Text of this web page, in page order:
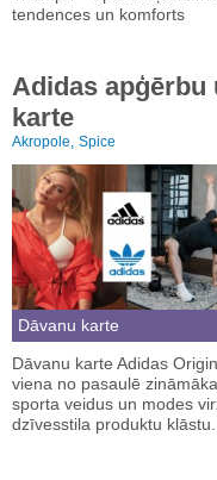
tendences un komforts
Adidas apģērbu
karte
Akropole, Spice
Dāvanu karte
Dāvanu karte Adidas
viena no pasaulē
sporta veidus un modes
dzīvesstila produktu klāstu.